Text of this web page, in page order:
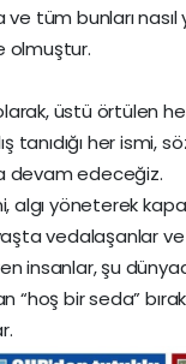
ve tüm bunları
olmuştur.
üstü örtülen
tanıdığı her ismi,
devam edeceğiz.
algı yöneterek
vedalaşanlar
insanlar, şu
“hoş bir seda”